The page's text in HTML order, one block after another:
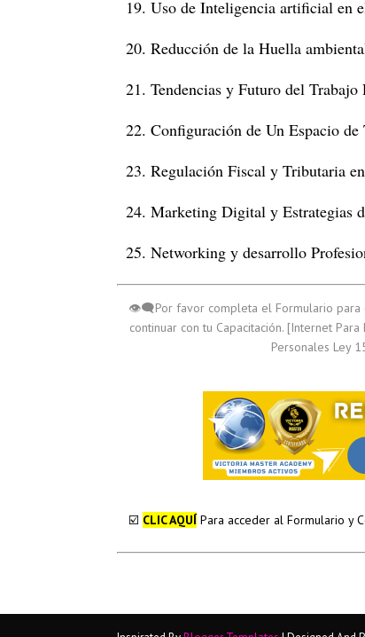
19. Uso de Inteligencia artificial en
20. Reducción de la Huella
21. Tendencias y Futuro del Trabajo
22. Configuración de Un Espacio
23. Regulación Fiscal y Tributaria
24. Marketing Digital y Estrategias
25. Networking y desarrollo
​👁️‍🗨️Por favor completa el Formulario para
continuar con tu Capacitación. [Internet
Personales Ley
☑️ CLIC AQUÍ Para acceder al Formulario y